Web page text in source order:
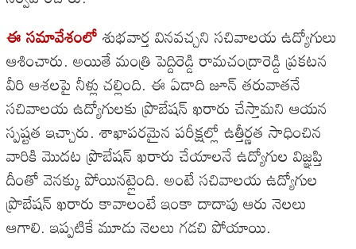
ఈ సమావేశంలోశుభవార్త వినవచ్చని సచివాలయ ఉద్యోగులు
ఆశించారు. అయితే మంత్రి పెద్దిరెడ్డి రామచంద్రారెడ్డి ప్రకటన
వీరి ఆశలపై నీళ్లు చల్లింది. ఈ ఏడాది జూన్ తరువాతనే
సచివాలయ ఉద్యోగులకు ప్రొబేషన్ ఖరారు చేస్తామని ఆయన
స్పష్టత ఇచ్చారు. శాఖాపరమైన పరీక్షల్లో ఉత్తీర్ణత సాధించిన
వారికి మొదట ప్రొబేషన్ ఖరారు చేయాలనే ఉద్యోగుల విజ్ఞప్తి
దీంతో వెనక్కు పోయినట్లైంది. అంటే సచివాలయ ఉద్యోగుల
ప్రొబేషన్ ఖరారు కావాలంటే ఇంకా దాదాపు ఆరు నెలలు
ఆగాలి. ఇప్పటికే మూడు నెలలు గడచి పోయాయి.